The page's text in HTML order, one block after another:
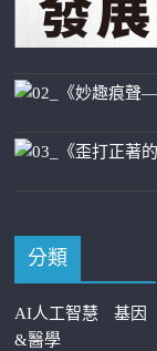
分類
AI人工智慧
基因
&醫學